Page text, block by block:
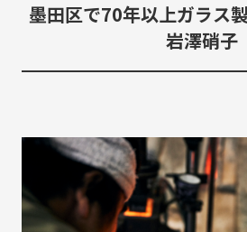
墨田区で70年以上ガラス
岩澤硝子